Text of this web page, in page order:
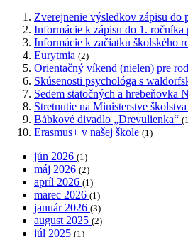
Zverejnenie výsledkov zápisu do
Informácie k zápisu do 1.
Informácie k začiatku školského
Eurytmia (2)
Orientačný víkend (nielen) pre
Skúsenosti psychológa s
Sedem statočných a hrebeňovka
Stretnutie na Ministerstve školstva
Bábkové divadlo „Drevulienka“
Erasmus+ v našej škole (1)
jún 2026 (1)
máj 2026 (2)
apríl 2026 (1)
marec 2026 (1)
január 2026 (3)
august 2025 (2)
júl 2025 (1)